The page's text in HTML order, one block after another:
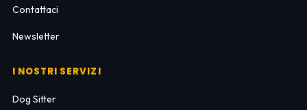
Contattaci
Newsletter
I NOSTRI SERVIZI
Dog Sitter